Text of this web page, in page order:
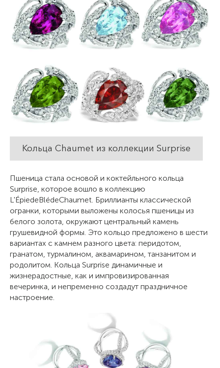
Кольца Chaumet из коллекции Surprise
Пшеница стала основой и коктейльного кольца
Surprise, которое вошло в коллекцию
L'ÉpiedeBlédeChaumet. Бриллианты классической
огранки, которыми выложены колосья пшеницы из
белого золота, окружают центральный камень
грушевидной формы. Это кольцо предложено в шести
вариантах с камнем разного цвета: перидотом,
гранатом, турмалином, аквамарином, танзанитом и
родолитом. Кольца Surprise динамичные и
жизнерадостные, как и импровизированная
вечеринка, и непременно создадут праздничное
настроение.